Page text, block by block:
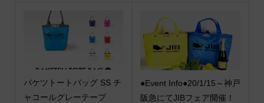
バケツトートバッグ SS チ
ャコールグレーテープ
●Event Info●20/1/15～神戸
阪急にてJIBフェア開催！